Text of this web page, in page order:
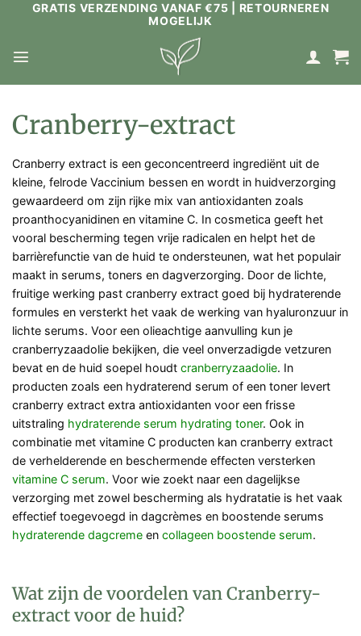
GRATIS VERZENDING VANAF €75 | RETOURNEREN
MOGELIJK
Cranberry-extract
Cranberry extract is een geconcentreerd ingrediënt uit de
kleine, felrode Vaccinium bessen en wordt in huidverzorging
gewaardeerd om zijn rijke mix van antioxidanten zoals
proanthocyanidinen en vitamine C. In cosmetica geeft het
vooral bescherming tegen vrije radicalen en helpt het de
barrièrefunctie van de huid te ondersteunen, wat het populair
maakt in serums, toners en dagverzorging. Door de lichte,
fruitige werking past cranberry extract goed bij hydraterende
formules en versterkt het vaak de werking van hyaluronzuur in
lichte serums. Voor een olieachtige aanvulling kun je
cranberryzaadolie bekijken, die veel onverzadigde vetzuren
bevat en de huid soepel houdt cranberryzaadolie. In
producten zoals een hydraterend serum of een toner levert
cranberry extract extra antioxidanten voor een frisse
uitstraling hydraterende serum hydrating toner. Ook in
combinatie met vitamine C producten kan cranberry extract
de verhelderende en beschermende effecten versterken
vitamine C serum. Voor wie zoekt naar een dagelijkse
verzorging met zowel bescherming als hydratatie is het vaak
effectief toegevoegd in dagcrèmes en boostende serums
hydraterende dagcreme en collageen boostende serum.
Wat zijn de voordelen van Cranberry-
extract voor de huid?